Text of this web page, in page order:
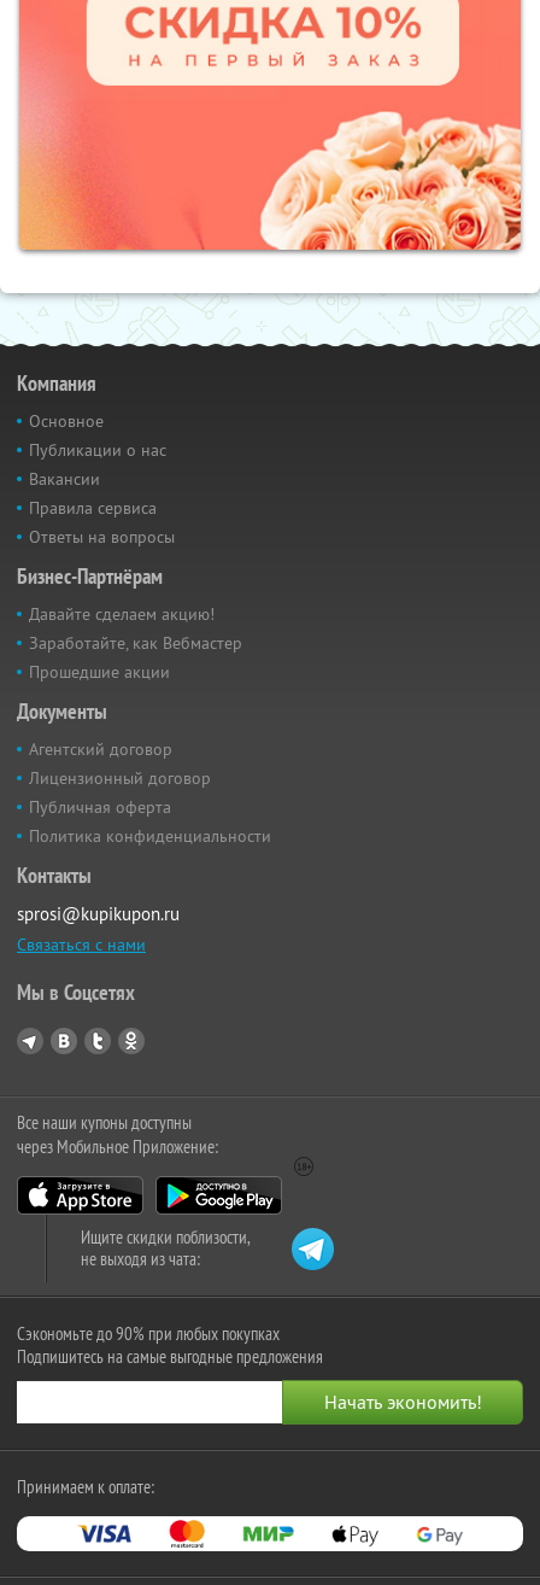
Компания
Основное
Публикации о нас
Вакансии
Правила сервиса
Ответы на вопросы
Бизнес-Партнёрам
Давайте сделаем акцию!
Заработайте, как Вебмастер
Прошедшие акции
Документы
Агентский договор
Лицензионный договор
Публичная оферта
Политика конфиденциальности
Контакты
sprosi@kupikupon.ru
Связаться с нами
Мы в Соцсетях
Все наши купоны доступны
через Мобильное Приложение:
Ищите скидки поблизости,
не выходя из чата:
Сэкономьте до 90% при любых покупках
Подпишитесь на самые выгодные предложения
Принимаем к оплате: